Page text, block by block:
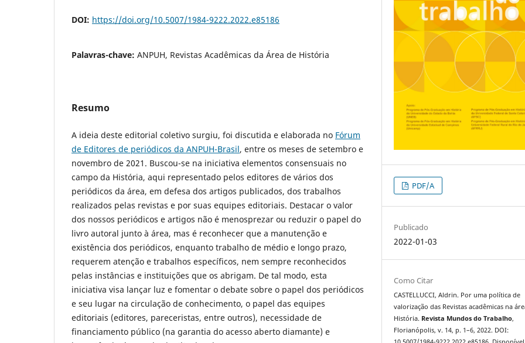
DOI: https://doi.org/10.5007/1984-9222.2022.e85186
Palavras-chave: ANPUH, Revistas Acadêmicas da Área de História
Resumo
A ideia deste editorial coletivo surgiu, foi discutida e elaborada no Fórum
de Editores de periódicos da ANPUH-Brasil, entre os meses de setembro e
novembro de 2021. Buscou-se na iniciativa elementos consensuais no
campo da História, aqui representado pelos editores de vários dos
periódicos da área, em defesa dos artigos publicados, dos trabalhos
realizados pelas revistas e por suas equipes editoriais. Destacar o valor
dos nossos periódicos e artigos não é menosprezar ou reduzir o papel do
livro autoral junto à área, mas é reconhecer que a manutenção e
existência dos periódicos, enquanto trabalho de médio e longo prazo,
requerem atenção e trabalhos específicos, nem sempre reconhecidos
pelas instâncias e instituições que os abrigam. De tal modo, esta
iniciativa visa lançar luz e fomentar o debate sobre o papel dos periódicos
e seu lugar na circulação de conhecimento, o papel das equipes
editoriais (editores, pareceristas, entre outros), necessidade de
financiamento público (na garantia do acesso aberto diamante) e
PDF/A
Publicado
2022-01-03
Como Citar
CASTELLUCCI, Aldrin. Por uma política de
valorização das Revistas acadêmicas na
História. Revista Mundos do Trabalho,
Florianópolis, v. 14, p. 1–6, 2022. DOI: